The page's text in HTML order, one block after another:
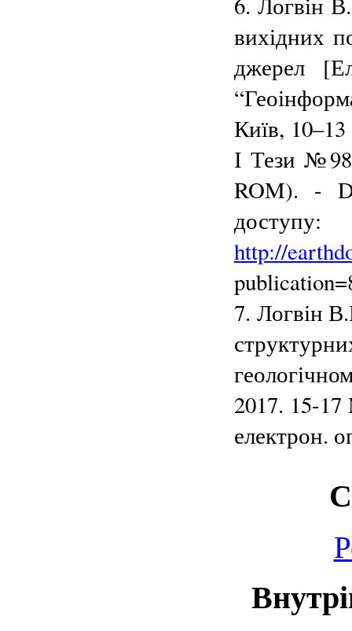
вихідних
джерел
Київ,
І Тези
ROM). -
доступу:
http://
7. Логвін
2017. 15-17
електрон.